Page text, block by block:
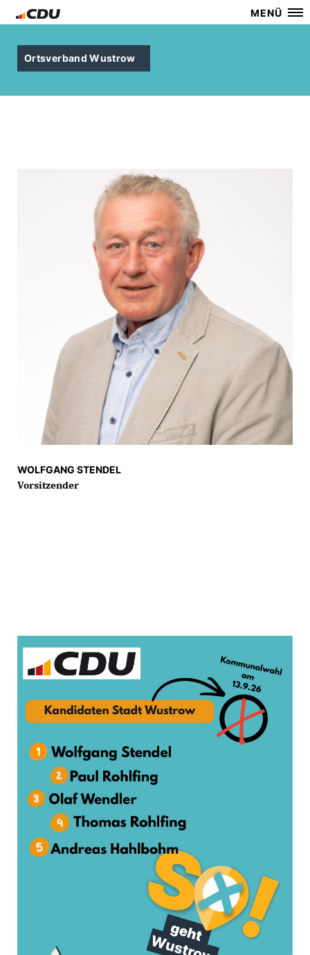
MENÜ
Ortsverband Wustrow
WOLFGANG STENDEL
Vorsitzender